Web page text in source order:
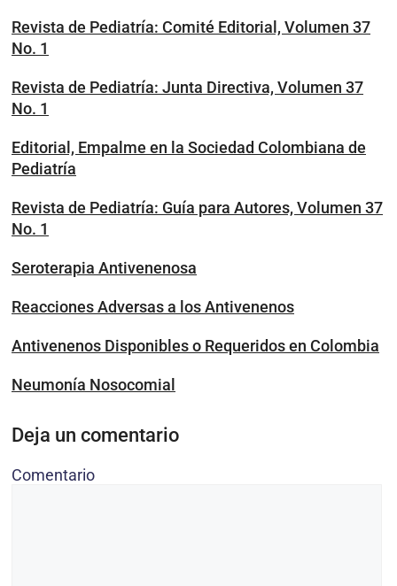
Revista de Pediatría: Comité Editorial, Volumen 37
No. 1
Revista de Pediatría: Junta Directiva, Volumen 37
No. 1
Editorial, Empalme en la Sociedad Colombiana de
Pediatría
Revista de Pediatría: Guía para Autores, Volumen 37
No. 1
Seroterapia Antivenenosa
Reacciones Adversas a los Antivenenos
Antivenenos Disponibles o Requeridos en Colombia
Neumonía Nosocomial
Deja un comentario
Comentario